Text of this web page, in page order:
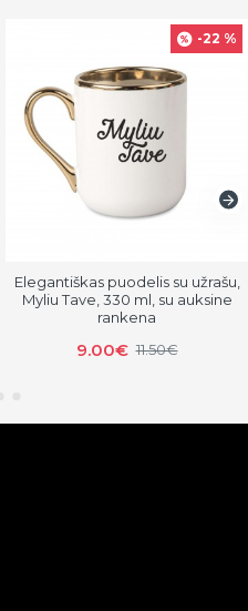
-22 %
Elegantiškas puodelis su užrašu,
Myliu Tave, 330 ml, su auksine
rankena
9.00€ 11.50€